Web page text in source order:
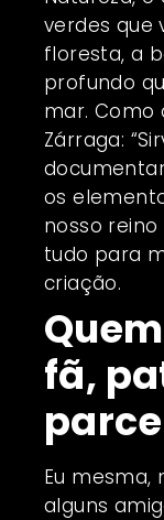
verdes que
floresta, a
profundo
mar. Como
Zárraga:
os
nosso
tudo para
criação.
fã,
Eu mesma,
alguns